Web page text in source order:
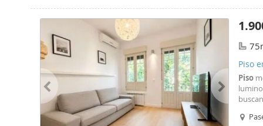
Piso
Piso